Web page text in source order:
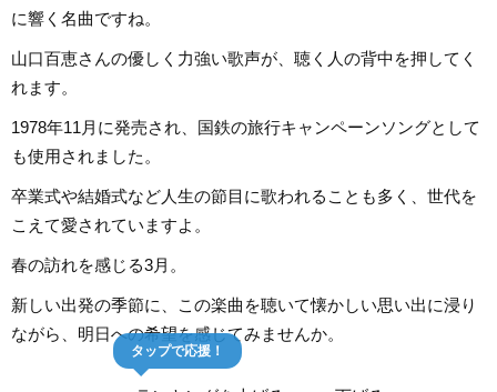
に響く名曲ですね。
山口百恵さんの優しく力強い歌声が、聴く人の背中を押してく
れます。
1978年11月に発売され、国鉄の旅行キャンペーンソングとして
も使用されました。
卒業式や結婚式など人生の節目に歌われることも多く、世代を
こえて愛されていますよ。
春の訪れを感じる3月。
新しい出発の季節に、この楽曲を聴いて懐かしい思い出に浸り
ながら、明日への希望を感じてみませんか。
タップで応援！